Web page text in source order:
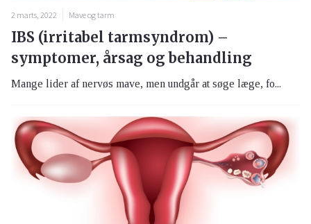
2 marts, 2022 Mave og tarm
IBS (irritabel tarmsyndrom) –
symptomer, årsag og behandling
Mange lider af nervøs mave, men undgår at søge læge, fo...